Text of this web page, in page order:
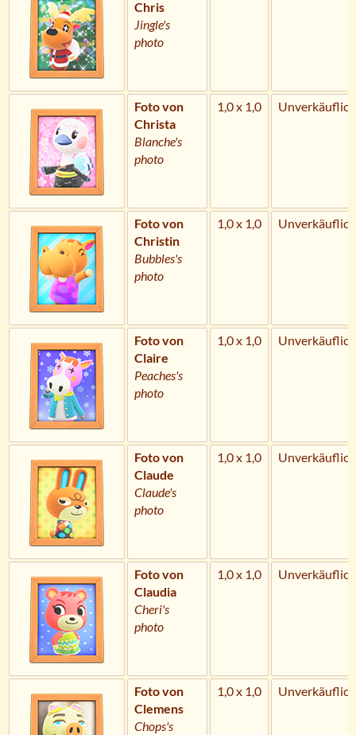
Chris
Jingle's
photo
Foto von
Christa
Blanche's
photo
1,0 x 1,0 Unverkäuflich
Foto von
Christin
Bubbles's
photo
1,0 x 1,0 Unverkäuflich
Foto von
Claire
Peaches's
photo
1,0 x 1,0 Unverkäuflich
Foto von
Claude
Claude's
photo
1,0 x 1,0 Unverkäuflich
Foto von
Claudia
Cheri's
photo
1,0 x 1,0 Unverkäuflich
Foto von
Clemens
Chops's
1,0 x 1,0 Unverkäuflich